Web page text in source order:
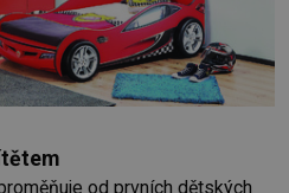
od prvních dětských